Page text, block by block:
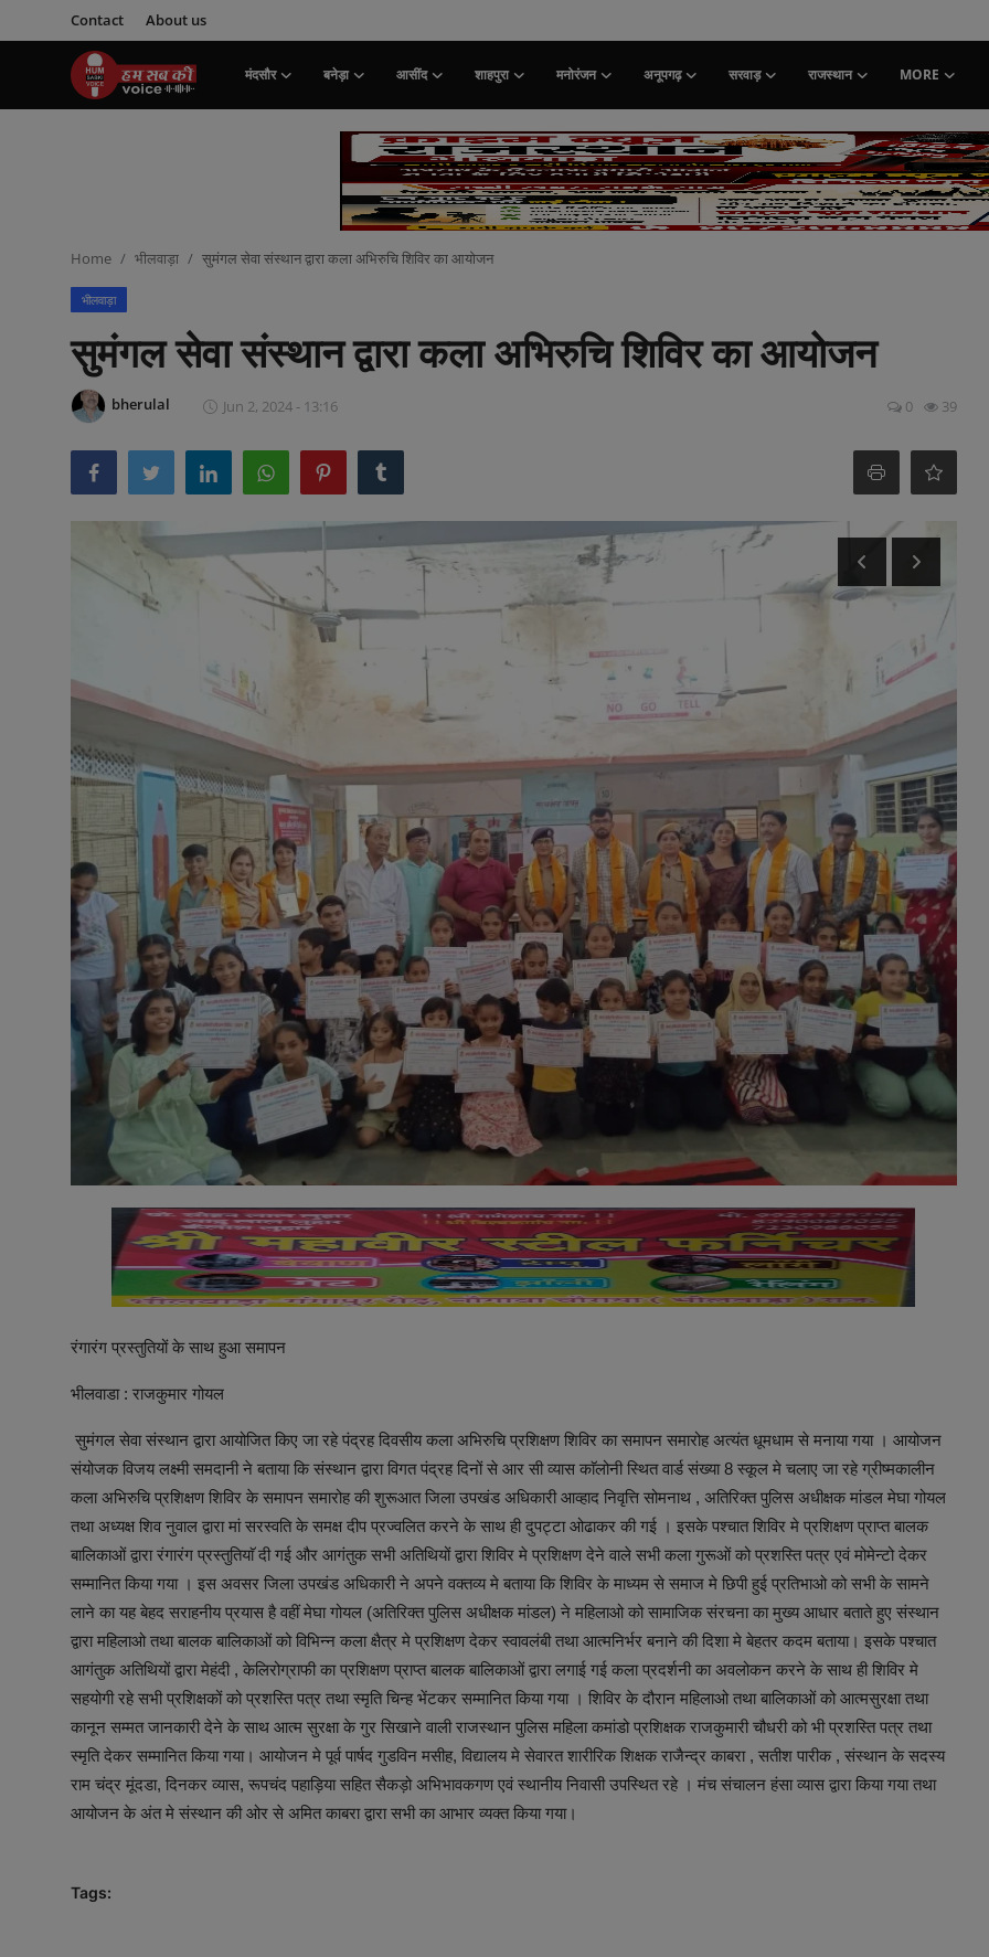
Contact About us
मंदसौर बनेड़ा आसींद शाहपुरा मनोरंजन अनूपगढ़ सरवाड़ राजस्थान MORE
Home भीलवाड़ा सुमंगल सेवा संस्थान द्वारा कला अभिरुचि शिविर का आयोजन
भीलवाड़ा
सुमंगल सेवा संस्थान द्वारा कला अभिरुचि शिविर का आयोजन
bherulal Jun 2, 2024 - 13:16 0 39
रंगारंग प्रस्तुतियों के साथ हुआ समापन
भीलवाडा : राजकुमार गोयल
सुमंगल सेवा संस्थान द्वारा आयोजित किए जा रहे पंद्रह दिवसीय कला अभिरुचि प्रशिक्षण शिविर का समापन समारोह अत्यंत धूमधाम से मनाया गया । आयोजन
संयोजक विजय लक्ष्मी समदानी ने बताया कि संस्थान द्वारा विगत पंद्रह दिनों से आर सी व्यास काॅलोनी स्थित वार्ड संख्या 8 स्कूल मे चलाए जा रहे ग्रीष्मकालीन
कला अभिरुचि प्रशिक्षण शिविर के समापन समारोह की शुरूआत जिला उपखंड अधिकारी आव्हाद निवृत्ति सोमनाथ , अतिरिक्त पुलिस अधीक्षक मांडल मेघा गोयल
तथा अध्यक्ष शिव नुवाल द्वारा मां सरस्वति के समक्ष दीप प्रज्वलित करने के साथ ही दुपट्टा ओढाकर की गई । इसके पश्चात शिविर मे प्रशिक्षण प्राप्त बालक
बालिकाओं द्वारा रंगारंग प्रस्तुतियाॅ दी गई और आगंतुक सभी अतिथियों द्वारा शिविर मे प्रशिक्षण देने वाले सभी कला गुरूओं को प्रशस्ति पत्र एवं मोमेन्टो देकर
सम्मानित किया गया । इस अवसर जिला उपखंड अधिकारी ने अपने वक्तव्य मे बताया कि शिविर के माध्यम से समाज मे छिपी हुई प्रतिभाओ को सभी के सामने
लाने का यह बेहद सराहनीय प्रयास है वहीं मेघा गोयल (अतिरिक्त पुलिस अधीक्षक मांडल) ने महिलाओ को सामाजिक संरचना का मुख्य आधार बताते हुए संस्थान
द्वारा महिलाओ तथा बालक बालिकाओं को विभिन्न कला क्षैत्र मे प्रशिक्षण देकर स्वावलंबी तथा आत्मनिर्भर बनाने की दिशा मे बेहतर कदम बताया। इसके पश्चात
आगंतुक अतिथियों द्वारा मेहंदी , केलिरोग्राफी का प्रशिक्षण प्राप्त बालक बालिकाओं द्वारा लगाई गई कला प्रदर्शनी का अवलोकन करने के साथ ही शिविर मे
सहयोगी रहे सभी प्रशिक्षकों को प्रशस्ति पत्र तथा स्मृति चिन्ह भेंटकर सम्मानित किया गया । शिविर के दौरान महिलाओ तथा बालिकाओं को आत्मसुरक्षा तथा
कानून सम्मत जानकारी देने के साथ आत्म सुरक्षा के गुर सिखाने वाली राजस्थान पुलिस महिला कमांडो प्रशिक्षक राजकुमारी चौधरी को भी प्रशस्ति पत्र तथा
स्मृति देकर सम्मानित किया गया। आयोजन मे पूर्व पार्षद गुडविन मसीह, विद्यालय मे सेवारत शारीरिक शिक्षक राजैन्द्र काबरा , सतीश पारीक , संस्थान के सदस्य
राम चंद्र मूंदडा, दिनकर व्यास, रूपचंद पहाड़िया सहित सैकड़ो अभिभावकगण एवं स्थानीय निवासी उपस्थित रहे । मंच संचालन हंसा व्यास द्वारा किया गया तथा
आयोजन के अंत मे संस्थान की ओर से अमित काबरा द्वारा सभी का आभार व्यक्त किया गया।
Tags: